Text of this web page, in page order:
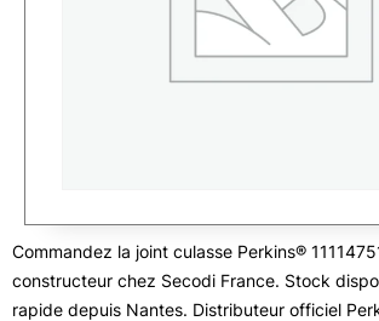
Commandez la joint culasse Perkins®
constructeur chez Secodi France. Stock
rapide depuis Nantes. Distributeur officiel